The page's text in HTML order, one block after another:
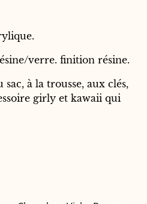
verre. finition résine.
à la trousse, aux clés,
girly et kawaii qui